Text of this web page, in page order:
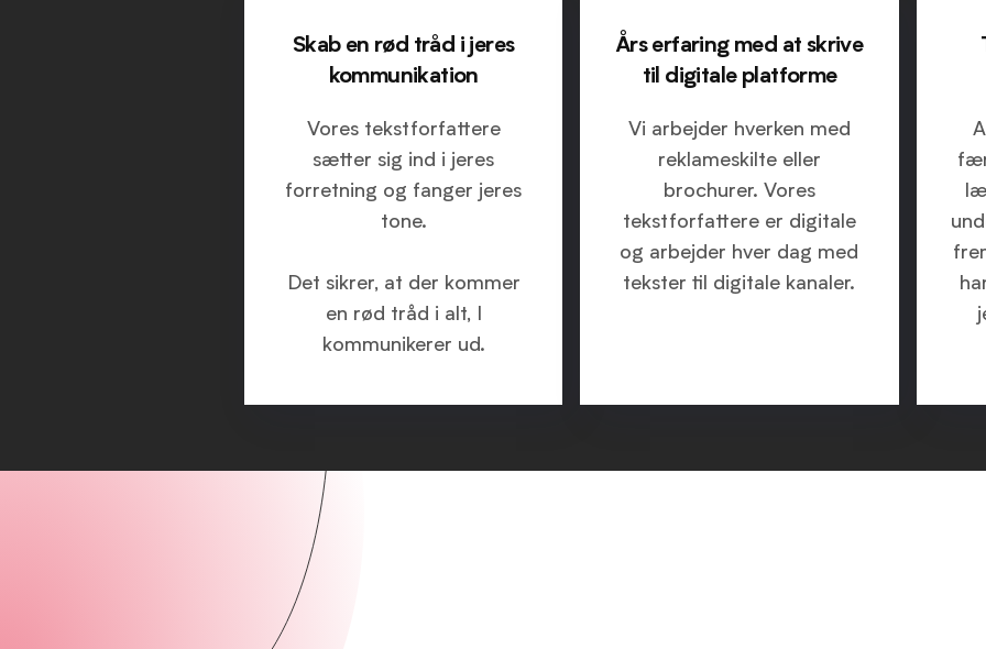
Skab en rød tråd i jeres
kommunikation
Vores tekstforfattere
sætter sig ind i jeres
forretning og fanger jeres
tone.
Det sikrer, at der kommer
en rød tråd i alt, I
kommunikerer ud.
Års erfaring med at skrive
til digitale platforme
Vi arbejder hverken med
reklameskilte eller
brochurer. Vores
tekstforfattere er digitale
og arbejder hver dag med
tekster til digitale kanaler.